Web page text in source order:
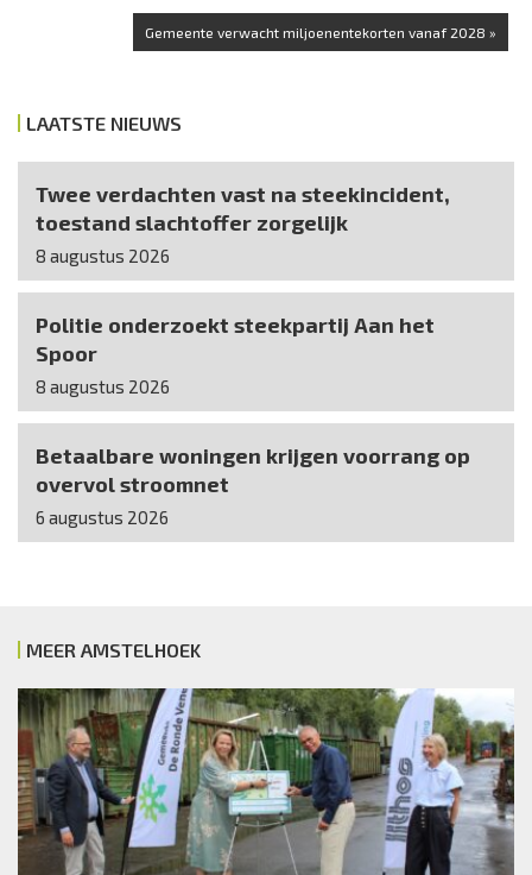
Gemeente verwacht miljoenen­tekorten vanaf 2028 »
LAATSTE NIEUWS
Twee verdachten vast na steekincident,
toestand slachtoffer zorgelijk
8 augustus 2026
Politie onderzoekt steekpartij Aan het
Spoor
8 augustus 2026
Betaalbare woningen krijgen voorrang op
overvol stroomnet
6 augustus 2026
MEER AMSTELHOEK